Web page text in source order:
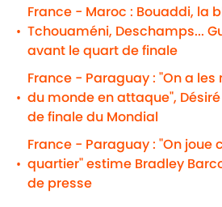
•
France - Maroc : Bouaddi, la
Tchouaméni, Deschamps...
avant le quart de finale
•
France - Paraguay : "On a
du monde en attaque",
de finale du Mondial
•
France - Paraguay : "On joue
quartier" estime Bradley
de presse